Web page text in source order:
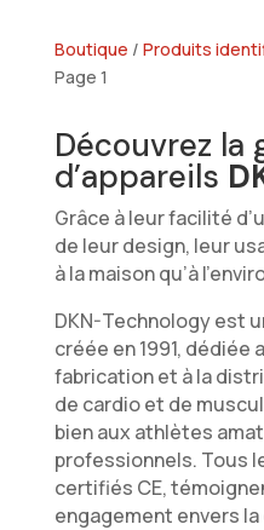
Boutique / Produits
Page 1
Découvrez la
d’appareils
Grâce à leur facilité
de leur design, leur
à la maison qu’à
DKN-Technology est
créée en 1991, dédiée
fabrication et à la
de cardio et de
bien aux athlètes
professionnels. Tous
certifiés CE,
engagement envers